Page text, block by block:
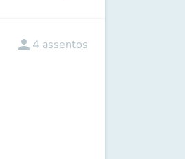
person 4 assentos